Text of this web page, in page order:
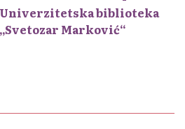
Univerzitetska biblioteka
„Svetozar Marković“